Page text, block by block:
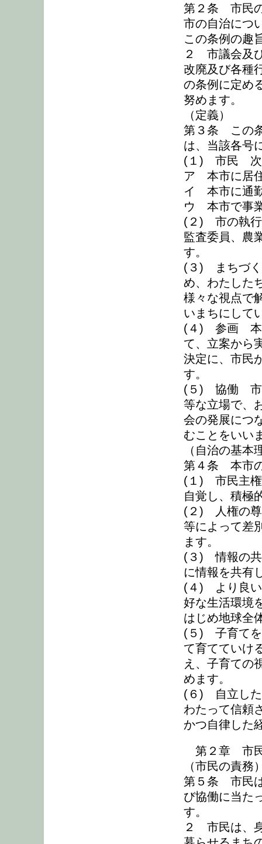
第２条 市民
市の自治につ
この条例の趣
２ 市議会及
改廃及び各種
の条例に定め
努めます。
（定義）
第３条 この
は、当該各号
(１) 市民 次
ア 本市に居
イ 本市に通
ウ 本市で事
(２) 市の執行
監査委員、農
す。
(３) まちづく
め、わたした
様々な視点で
いまちにして
(４) 参画 本
て、立案から
決定に、市民
す。
(５) 協働 市
等な立場で、
会の発展につ
むことをいい
（自治の基本
第４条 本市
(１) 市民主権
自覚し、積極
(２) 人権の尊
等によって差
ます。
(３) 情報の共
に情報を共有
(４) より良い
好な生活環境
はじめ地球全
(５) 子育てを
て育てていけ
え、子育ての
めます。
(６) 自立した
わたって信頼
かつ自律した
第２章 市民
（市民の責務
第５条 市民
び協働に当た
す。
２ 市民は、